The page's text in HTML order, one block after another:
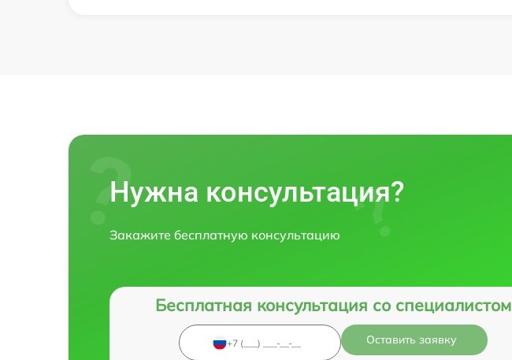
Нужна консультация?
Закажите бесплатную консультацию
Бесплатная консультация со специалистом
Оставить заявку